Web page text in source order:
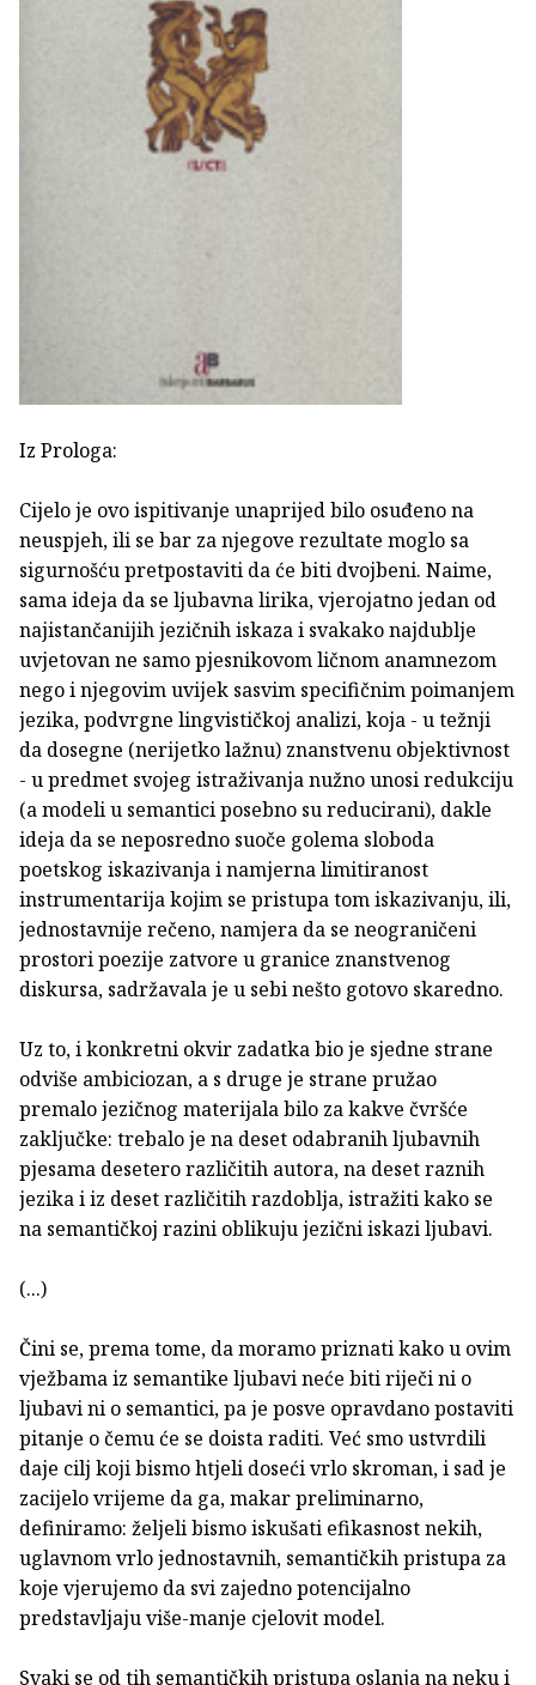
Iz Prologa:
Cijelo je ovo ispitivanje unaprijed bilo osuđeno na
neuspjeh, ili se bar za njegove rezultate moglo sa
sigurnošću pretpostaviti da će biti dvojbeni. Naime,
sama ideja da se ljubavna lirika, vjerojatno jedan od
najistančanijih jezičnih iskaza i svakako najdublje
uvjetovan ne samo pjesnikovom ličnom anamnezom
nego i njegovim uvijek sasvim specifičnim poimanjem
jezika, podvrgne lingvističkoj analizi, koja - u težnji
da dosegne (nerijetko lažnu) znanstvenu objektivnost
- u predmet svojeg istraživanja nužno unosi redukciju
(a modeli u semantici posebno su reducirani), dakle
ideja da se neposredno suoče golema sloboda
poetskog iskazivanja i namjerna limitiranost
instrumentarija kojim se pristupa tom iskazivanju, ili,
jednostavnije rečeno, namjera da se neograničeni
prostori poezije zatvore u granice znanstvenog
diskursa, sadržavala je u sebi nešto gotovo skaredno.
Uz to, i konkretni okvir zadatka bio je sjedne strane
odviše ambiciozan, a s druge je strane pružao
premalo jezičnog materijala bilo za kakve čvršće
zaključke: trebalo je na deset odabranih ljubavnih
pjesama desetero različitih autora, na deset raznih
jezika i iz deset različitih razdoblja, istražiti kako se
na semantičkoj razini oblikuju jezični iskazi ljubavi.
(...)
Čini se, prema tome, da moramo priznati kako u ovim
vježbama iz semantike ljubavi neće biti riječi ni o
ljubavi ni o semantici, pa je posve opravdano postaviti
pitanje o čemu će se doista raditi. Već smo ustvrdili
daje cilj koji bismo htjeli doseći vrlo skroman, i sad je
zacijelo vrijeme da ga, makar preliminarno,
definiramo: željeli bismo iskušati efikasnost nekih,
uglavnom vrlo jednostavnih, semantičkih pristupa za
koje vjerujemo da svi zajedno potencijalno
predstavljaju više-manje cjelovit model.
Svaki se od tih semantičkih pristupa oslanja na neku i